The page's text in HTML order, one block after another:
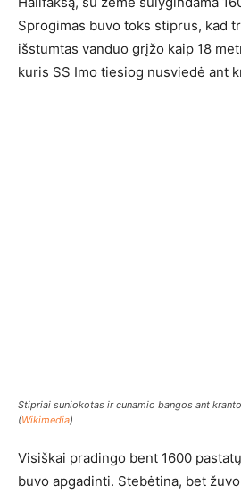
Sprogimas buvo toks stiprus, kad
išstumtas vanduo grįžo kaip 18
kuris SS Imo tiesiog nusviedė ant
Stipriai suniokotas ir cunamio bangos ant
(Wikimedia)
Visiškai pradingo bent 1600
buvo apgadinti. Stebėtina, bet